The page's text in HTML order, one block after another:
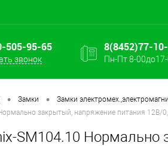
505-95-65
звонок
8(8452)77-
Пн-Пт 8-
• Замки • Замки
закрытый, напряжение питания 12В/
SM104.10 Нормально